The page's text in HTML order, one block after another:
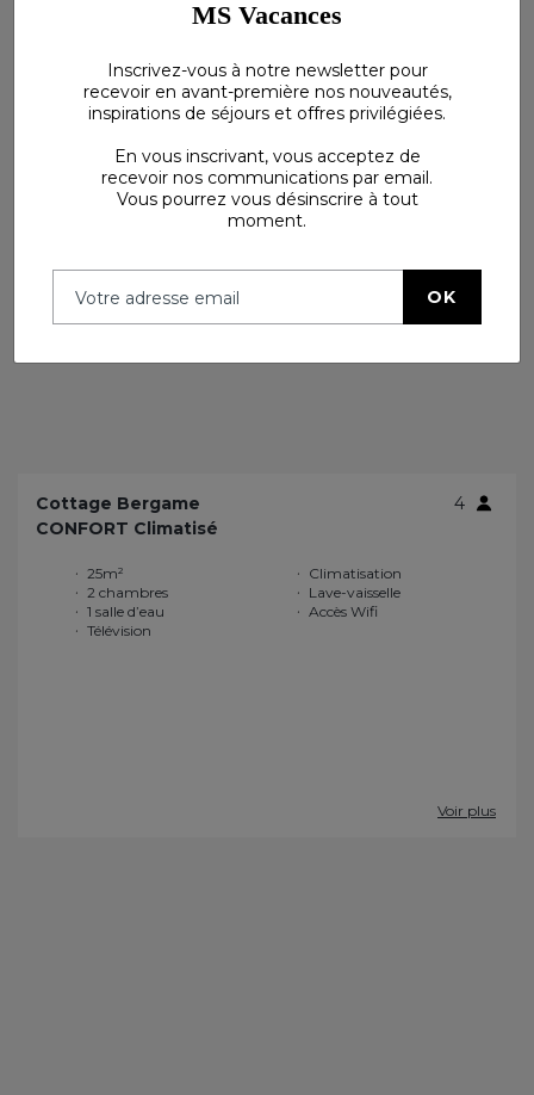
Cottage Bergame
4
CONFORT Climatisé
25m²
2 chambres
1 salle d’eau
Télévision
Climatisation
Lave-vaisselle
Accès Wifi
Voir plus
MS Vacances
Inscrivez-vous à notre newsletter pour
recevoir en avant-première nos nouveautés,
inspirations de séjours et offres privilégiées.
En vous inscrivant, vous acceptez de
recevoir nos communications par email.
Vous pourrez vous désinscrire à tout
moment.
OK